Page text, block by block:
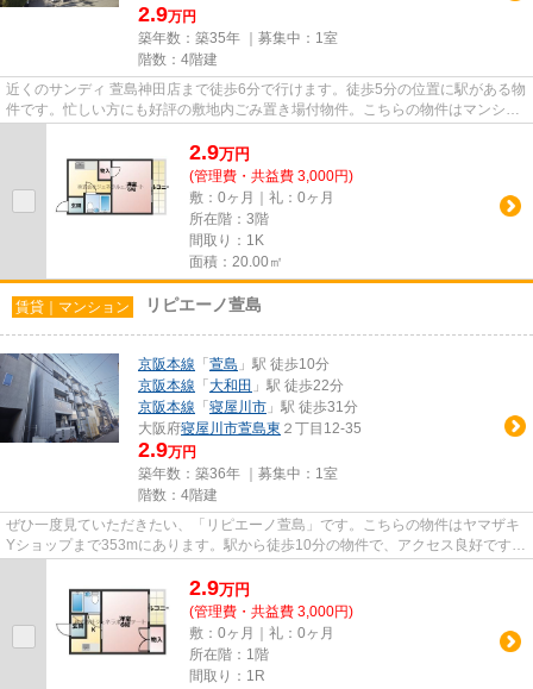
2.9万円
築年数：築35年 ｜募集中： 1室
階数：4階建
近くのサンディ 萱島神田店まで徒歩6分で行けます。徒歩5分の位置に駅がある物
件です。忙しい方にも好評の敷地内ごみ置き場付物件。こちらの物件はマンショ
2.9万円
(管理費・共益費 3,000円)
敷：0ヶ月｜礼：0ヶ月
所在階：3階
間取り：1K
面積：20.00㎡
賃貸｜マンション リピエーノ萱島
京阪本線 「 萱島 」駅 徒歩10分
京阪本線 「 大和田 」駅 徒歩22分
京阪本線 「 寝屋川市 」駅 徒歩31分
大阪府寝屋川市萱島東 ２丁目12-35
2.9万円
築年数：築36年 ｜募集中： 1室
階数：4階建
ぜひ一度見ていただきたい、「リピエーノ萱島」です。こちらの物件はヤマザキ
Yショップまで353mにあります。駅から徒歩10分の物件で、アクセス良好です。
2.9万円
(管理費・共益費 3,000円)
敷：0ヶ月｜礼：0ヶ月
所在階：1階
間取り：1R